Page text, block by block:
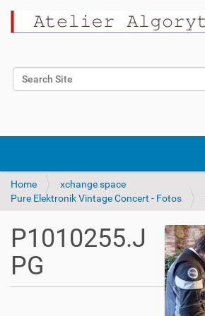
Search Site
Home
xchange space
Pure Elektronik Vintage Concert - Fotos
P1010255.J
PG